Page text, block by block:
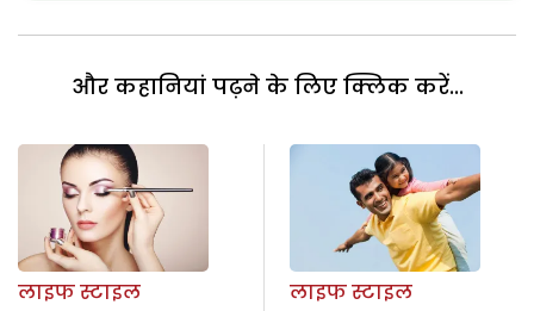
और कहानियां पढ़ने के लिए क्लिक करें...
लाइफ स्टाइल
लाइफ स्टाइल